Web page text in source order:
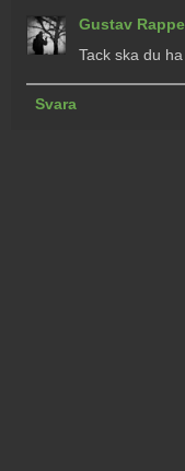
Gustav
Tack ska du
Svara